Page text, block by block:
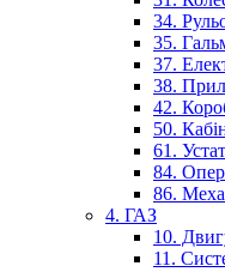
34.
35.
37.
38.
42.
50.
61.
84.
86.
4. ГАЗ
10.
11.